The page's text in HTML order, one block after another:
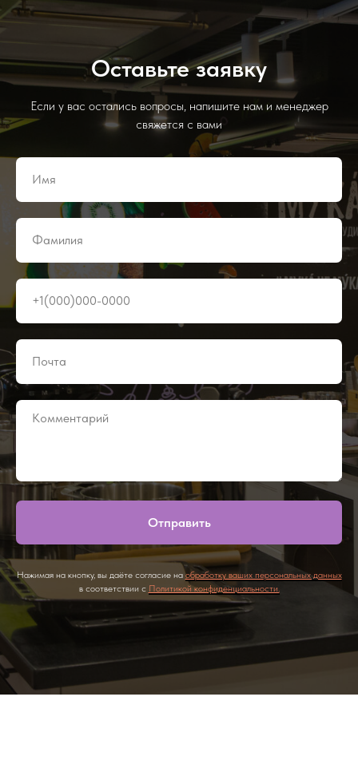
Оставьте заявку
Если у вас остались вопросы, напишите нам и менеджер
свяжется с вами
Отправить
Нажимая на кнопку, вы даёте согласие на обработку ваших персональных данных
в соответствии с Политикой конфиденциальности.